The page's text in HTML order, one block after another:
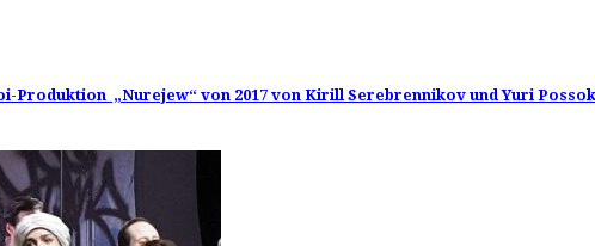
Produktion „Nurejew“ von 2017 von Kirill Serebrennikov und Yuri